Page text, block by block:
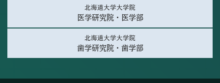
北海道大学大学院
医学研究院・医学部
北海道大学大学院
歯学研究院・歯学部